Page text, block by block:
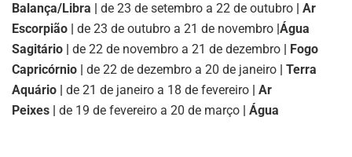
Balança/Libra | de 23 de setembro a 22 de outubro | Ar
Escorpião | de 23 de outubro a 21 de novembro |Água
Sagitário | de 22 de novembro a 21 de dezembro | Fogo
Capricórnio | de 22 de dezembro a 20 de janeiro | Terra
Aquário | de 21 de janeiro a 18 de fevereiro | Ar
Peixes | de 19 de fevereiro a 20 de março | Água